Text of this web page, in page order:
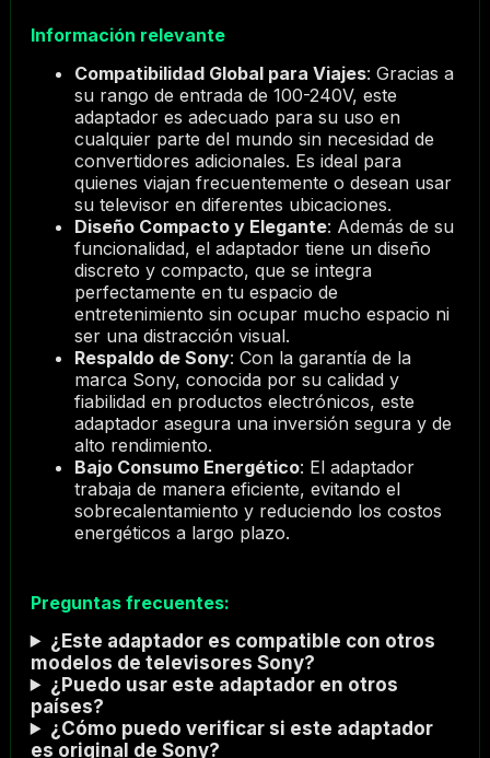
Información relevante
Compatibilidad Global para Viajes: Gracias a
su rango de entrada de 100-240V, este
adaptador es adecuado para su uso en
cualquier parte del mundo sin necesidad de
convertidores adicionales. Es ideal para
quienes viajan frecuentemente o desean usar
su televisor en diferentes ubicaciones.
Diseño Compacto y Elegante: Además de su
funcionalidad, el adaptador tiene un diseño
discreto y compacto, que se integra
perfectamente en tu espacio de
entretenimiento sin ocupar mucho espacio ni
ser una distracción visual.
Respaldo de Sony: Con la garantía de la
marca Sony, conocida por su calidad y
fiabilidad en productos electrónicos, este
adaptador asegura una inversión segura y de
alto rendimiento.
Bajo Consumo Energético: El adaptador
trabaja de manera eficiente, evitando el
sobrecalentamiento y reduciendo los costos
energéticos a largo plazo.
Preguntas frecuentes:
¿Este adaptador es compatible con otros
modelos de televisores Sony?
¿Puedo usar este adaptador en otros
países?
¿Cómo puedo verificar si este adaptador
es original de Sony?